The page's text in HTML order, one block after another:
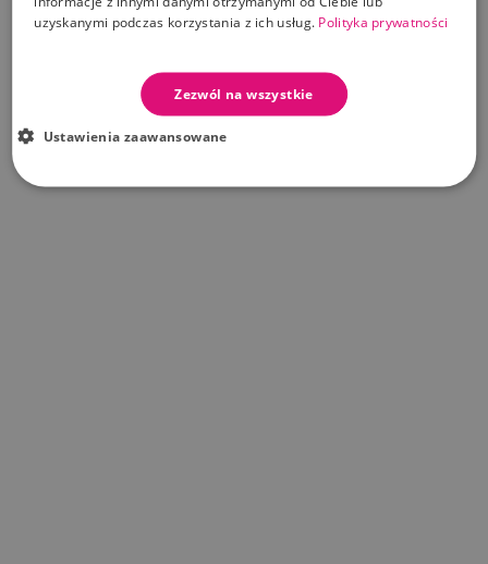
uzyskanymi podczas korzystania z ich usług. Polityka prywatności
Zezwól na wszystkie
Ustawienia zaawansowane